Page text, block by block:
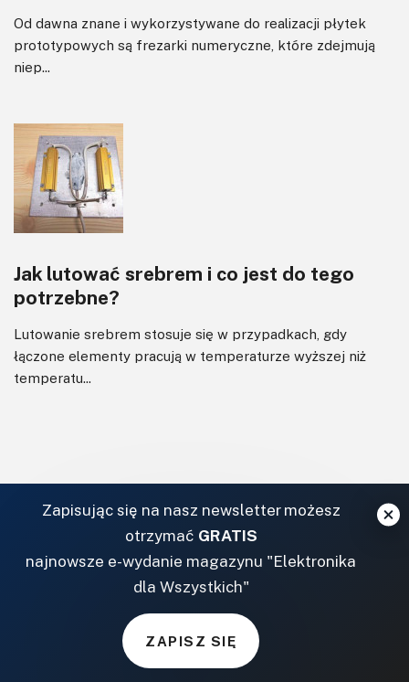
Od dawna znane i wykorzystywane do realizacji płytek
prototypowych są frezarki numeryczne, które zdejmują
niep...
Jak lutować srebrem i co jest do tego
potrzebne?
Lutowanie srebrem stosuje się w przypadkach, gdy
łączone elementy pracują w temperaturze wyższej niż
temperatu...
Zapisując się na nasz newsletter możesz
otrzymać GRATIS
najnowsze e-wydanie magazynu "Elektronika
dla Wszystkich"
ZAPISZ SIĘ